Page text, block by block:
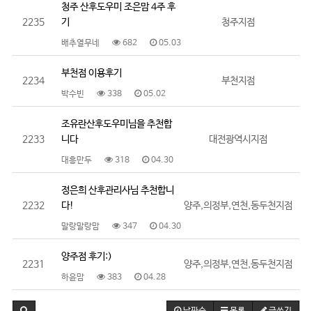
2235
청주 산후도우미 조은맘 4주 후
기
배추열무네 682 05.03
청주지점
2234
부천점 이용후기
박수빈 338 05.02
부천지점
2233
조유란산후도우미님을 추천합
니다
대흥만두 318 04.30
대전광역시지점
2232
정은희 산후관리사님 추천합니
다!
말랑말랑맘 347 04.30
양주,의정부,연천,동두천지점
2231
양주점 후기:)
하윤맘 383 04.28
양주,의정부,연천,동두천지점